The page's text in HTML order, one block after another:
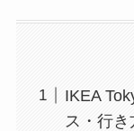
IKEA
ス・行き